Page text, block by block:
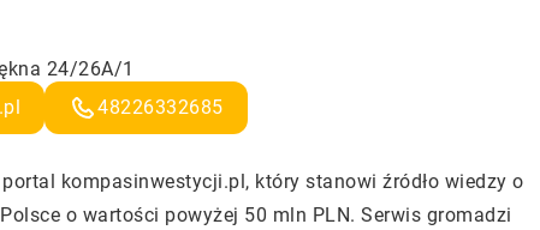
24/26A/1
48226332685
kompasinwestycji.pl, który stanowi źródło wiedzy o
o wartości powyżej 50 mln PLN. Serwis gromadzi